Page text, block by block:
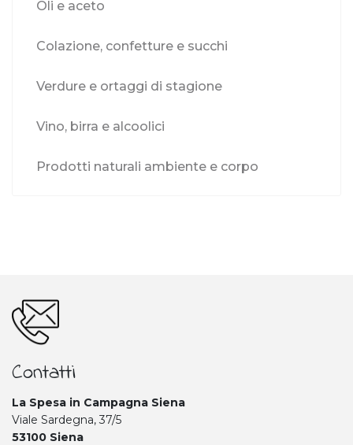
Oli e aceto
Colazione, confetture e succhi
Verdure e ortaggi di stagione
Vino, birra e alcoolici
Prodotti naturali ambiente e corpo
Contatti
La Spesa in Campagna Siena
Viale Sardegna, 37/5
53100 Siena